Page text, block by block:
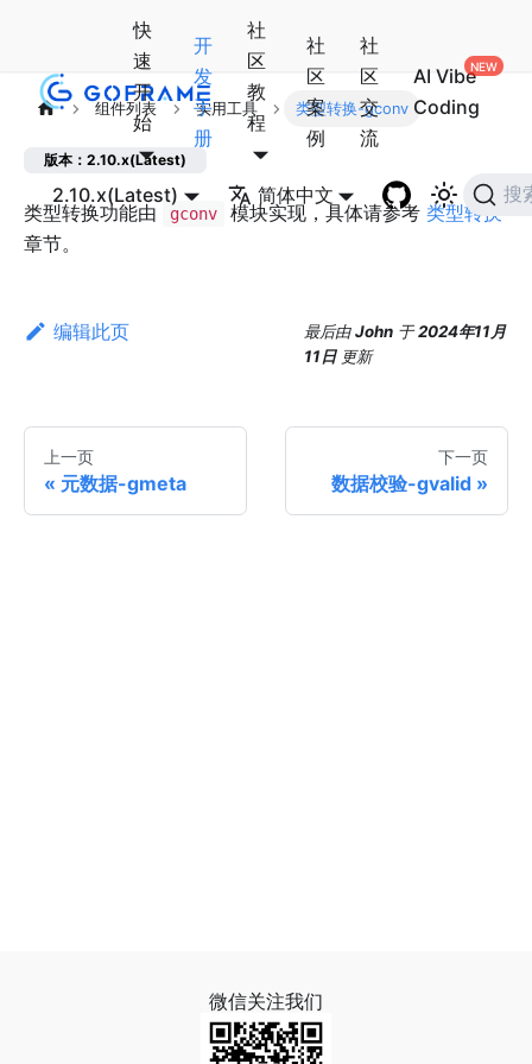
快
速
开
始
开
发
手
册
社
区
教
程
社
区
案
例
社
区
交
流
AI Vibe
Coding
2.10.x(Latest) 简体中文 搜
组件列表 实用工具 类型转换-gconv
版本：2.10.x(Latest)
类型转换功能由 gconv 模块实现，具体请参考 类型转换
章节。
编辑此页 最后由John 于2024年11月
11日 更新
上一页
元数据-gmeta
下一页
数据校验-gvalid
微信关注我们